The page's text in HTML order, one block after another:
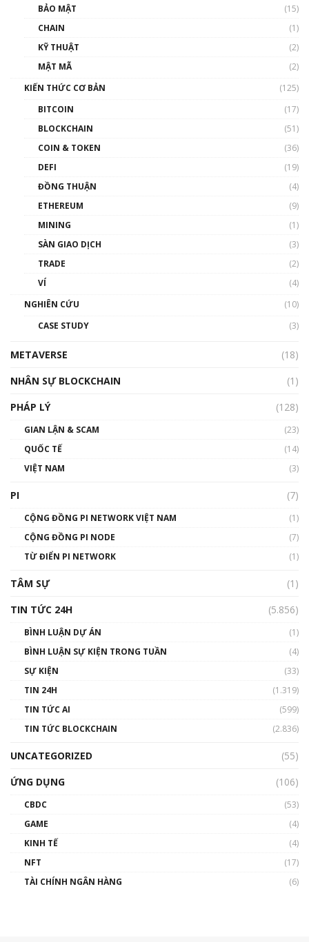
BẢO MẬT
(15)
CHAIN
(1)
KỸ THUẬT
(2)
MẬT MÃ
(2)
KIẾN THỨC CƠ BẢN
(125)
BITCOIN
(17)
BLOCKCHAIN
(51)
COIN & TOKEN
(36)
DEFI
(19)
ĐỒNG THUẬN
(4)
ETHEREUM
(9)
MINING
(1)
SÀN GIAO DỊCH
(3)
TRADE
(2)
VÍ
(4)
NGHIÊN CỨU
(10)
CASE STUDY
(3)
METAVERSE
(18)
NHÂN SỰ BLOCKCHAIN
(1)
PHÁP LÝ
(128)
GIAN LẬN & SCAM
(23)
QUỐC TẾ
(14)
VIỆT NAM
(3)
PI (7)
CỘNG ĐỒNG PI NETWORK VIỆT NAM
(1)
CỘNG ĐỒNG PI NODE
(7)
TỪ ĐIỂN PI NETWORK
(1)
TÂM SỰ
(1)
TIN TỨC 24H
(5.856)
BÌNH LUẬN DỰ ÁN
(1)
BÌNH LUẬN SỰ KIỆN TRONG TUẦN
(4)
SỰ KIỆN
(33)
TIN 24H
(1.319)
TIN TỨC AI
(599)
TIN TỨC BLOCKCHAIN
(2.836)
UNCATEGORIZED
(55)
ỨNG DỤNG
(106)
CBDC
(53)
GAME
(4)
KINH TẾ
(4)
NFT
(17)
TÀI CHÍNH NGÂN HÀNG
(6)